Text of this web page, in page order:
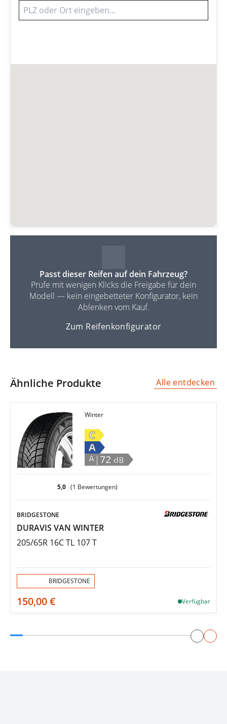
Passt dieser Reifen auf dein Fahrzeug?
Prüfe mit wenigen Klicks die Freigabe für dein
Modell — kein eingebetteter Konfigurator, kein
Ablenken vom Kauf.
Zum Reifenkonfigurator
Ähnliche Produkte Alle entdecken
Winter
C
A
A |72 dB
5,0 (1 Bewertungen)
BRIDGESTONE
DURAVIS VAN WINTER
205/65R 16C TL 107 T
BRIDGESTONE
150,00 € Verfügbar